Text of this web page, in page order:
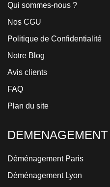
Qui sommes-nous ?
Nos CGU
Politique de Confidentialité
Notre Blog
Avis clients
FAQ
Plan du site
DEMENAGEMENT
Déménagement Paris
Déménagement Lyon